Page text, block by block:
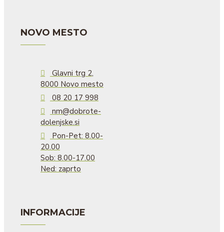
NOVO MESTO
Glavni trg 2,
8000 Novo mesto
08 20 17 998
nm@dobrote-
dolenjske.si
Pon-Pet: 8.00-
20.00
Sob: 8.00-17.00
Ned: zaprto
INFORMACIJE